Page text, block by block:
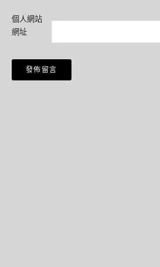
個人網站
網址